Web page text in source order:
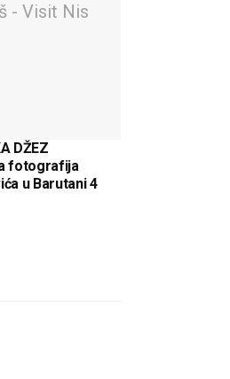
DŽEZ
fotografija
u Barutani 4